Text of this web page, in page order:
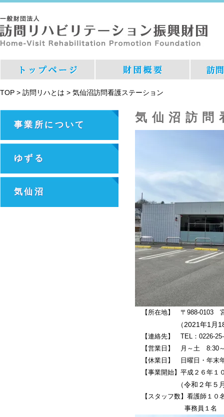
TOP > 訪問リハとは > 気仙沼訪問看護ステーション
気仙沼訪
【所在地】 〒988-0103
（2021年1月18日に
【連絡先】 TEL：0226-
【営業日】
月～土 8:30
【休業日】
日曜日・年末
【事業開始】平成２６年１
（令和２年５月訪問
【スタッフ数】看護師１
事務員１名 （令和
事業所について
ゆずる
気仙沼